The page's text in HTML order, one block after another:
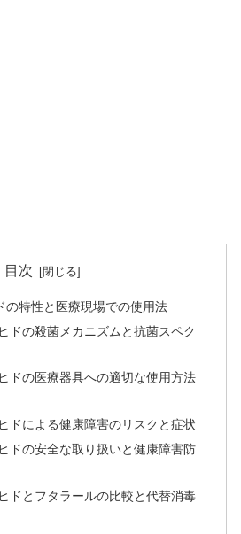
目次
の特性と医療現場での使用法
ドの殺菌メカニズムと抗菌スペク
ドの医療器具への適切な使用方法
ドによる健康障害のリスクと症状
ドの安全な取り扱いと健康障害防
ドとフタラールの比較と代替消毒